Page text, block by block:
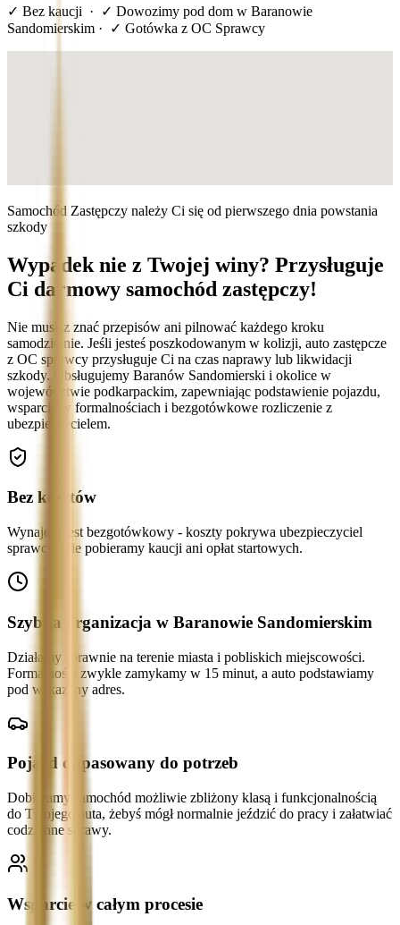
✓ Bez kaucji · ✓ Dowozimy pod dom w Baranowie
Sandomierskim · ✓ Gotówka z OC Sprawcy
Samochód Zastępczy należy Ci się od pierwszego dnia powstania
szkody
Wypadek nie z Twojej winy? Przysługuje
Ci darmowy samochód zastępczy!
Nie musisz znać przepisów ani pilnować każdego kroku
samodzielnie. Jeśli jesteś poszkodowanym w kolizji, auto zastępcze
z OC sprawcy przysługuje Ci na czas naprawy lub likwidacji
szkody. Obsługujemy Baranów Sandomierski i okolice w
województwie podkarpackim, zapewniając podstawienie pojazdu,
wsparcie w formalnościach i bezgotówkowe rozliczenie z
ubezpieczycielem.
Bez kosztów
Wynajem jest bezgotówkowy - koszty pokrywa ubezpieczyciel
sprawcy. Nie pobieramy kaucji ani opłat startowych.
Szybka organizacja w Baranowie Sandomierskim
Działamy sprawnie na terenie miasta i pobliskich miejscowości.
Formalności zwykle zamykamy w 15 minut, a auto podstawiamy
pod wskazany adres.
Pojazd dopasowany do potrzeb
Dobieramy samochód możliwie zbliżony klasą i funkcjonalnością
do Twojego auta, żebyś mógł normalnie jeździć do pracy i załatwiać
codzienne sprawy.
Wsparcie w całym procesie